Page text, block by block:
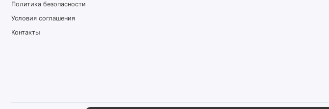
Политика безопасности
Условия соглашения
Контакты